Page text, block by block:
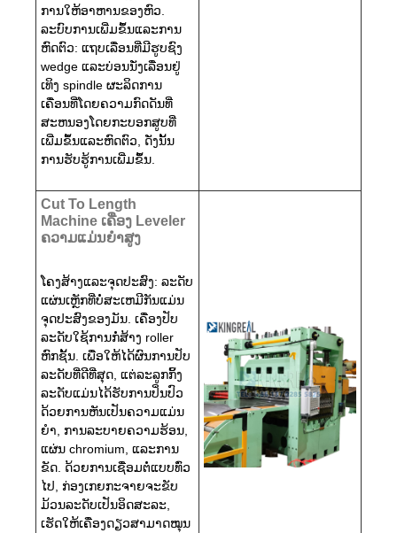
ການໃຫ້ອາຫານຂອງຫົວ.
ລະບົບການເພີ່ມຂຶ້ນແລະການ
ຫົດຕົວ: ແຖບເລື່ອນທີ່ມີຮູບຊົງ
wedge ແລະບ່ອນນັ່ງເລື່ອນຢູ່
ເທິງ spindle ຜະລິດການ
ເຄື່ອນທີ່ໂດຍຄວາມກົດດັນທີ່
ສະຫນອງໂດຍກະບອກສູບທີ່
ເພີ່ມຂຶ້ນແລະຫົດຕົວ, ດັ່ງນັ້ນ
ການຮັບຮູ້ການເພີ່ມຂຶ້ນ.
Cut To Length
Machine ເຄື່ອງ Leveler
ຄວາມແມ່ນຍໍາສູງ
ໂຄງສ້າງແລະຈຸດປະສົງ: ລະດັບ
ແຜ່ນເຫຼັກທີ່ບໍ່ສະເຫມີກັນແມ່ນ
ຈຸດປະສົງຂອງມັນ. ເຄື່ອງປັບ
ລະດັບໃຊ້ການກໍ່ສ້າງ roller
ຫົກຊັ້ນ. ເພື່ອໃຫ້ໄດ້ຜົນການປັບ
ລະດັບທີ່ດີທີ່ສຸດ, ແຕ່ລະລູກກິ້ງ
ລະດັບແມ່ນໄດ້ຮັບການປິ່ນປົວ
ດ້ວຍການຫັນເປັນຄວາມແມ່ນ
ຍໍາ, ການລະບາຍຄວາມຮ້ອນ,
ແຜ່ນ chromium, ແລະການ
ຂັດ. ດ້ວຍ​ການ​ເຊື່ອມ​ຕໍ່​ແບບ​ທົ່ວ​
ໄປ, ກ່ອງ​ເກຍ​ກະ​ຈາຍ​ຈະ​ຂັບ​
ມ້ວນ​ລະ​ດັບ​ເປັນ​ອິດ​ສະ​ລະ,
ເຮັດ​ໃຫ້​ເຄື່ອງ​ດຽວ​ສາມາດ​ໝຸນ​